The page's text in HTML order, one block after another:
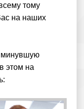
тому
на наших
минувшую
этом на